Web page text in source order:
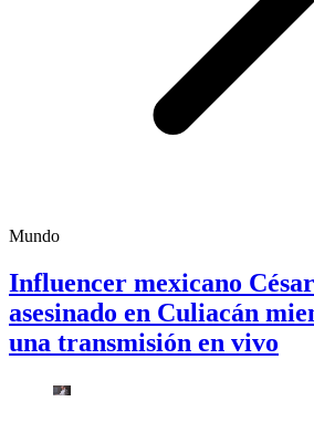
Mundo
Influencer mexicano
asesinado en Culiacán
una transmisión en vivo